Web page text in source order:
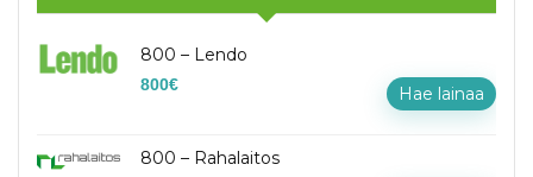
800 – Lendo
800€ Hae lainaa
800 – Rahalaitos